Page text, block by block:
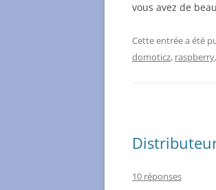
vous avez de
Cette entrée a été
domoticz, raspberry,
10 réponses